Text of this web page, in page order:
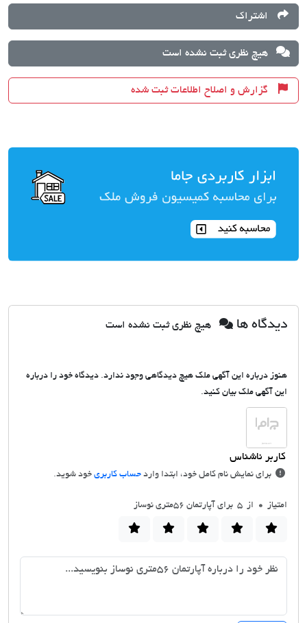
اشتراک
هیچ نظری ثبت نشده است
گزارش و اصلاح اطلاعات ثبت شده
دیدگاه ها هیچ نظری ثبت نشده است
هنوز درباره این آگهی ملک هیچ دیدگاهی وجود ندارد. دیدگاه خود را درباره
این آگهی ملک بیان کنید.
برای نمایش نام کامل خود، ابتدا وارد حساب کاربری خود شوید.
امتیاز 0 از 5 برای آپارتمان 56متری نوساز